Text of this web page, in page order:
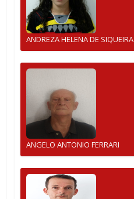
ANDREZA HELENA DE SIQUEIRA
ANGELO ANTONIO FERRARI